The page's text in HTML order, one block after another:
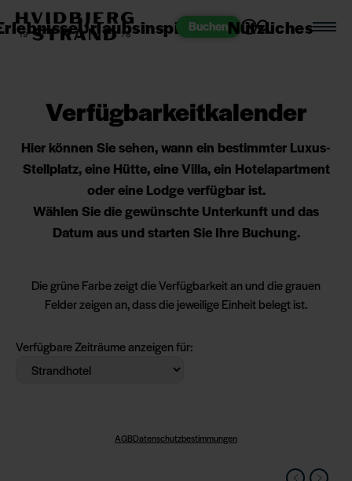
Buchen
UrlaubsinspirationNützliches
Verfügbarkeitkalender
Hier können Sie sehen, wann ein bestimmter Luxus-
Stellplatz, eine Hütte, eine Villa, ein Hotelapartment
oder eine Lodge verfügbar ist.
Wählen Sie die gewünschte Unterkunft und das
Datum aus und starten Sie Ihre Buchung.
Die grüne Farbe zeigt die Verfügbarkeit an und die grauen
Felder zeigen an, dass die jeweilige Einheit belegt ist.
Verfügbare Zeiträume anzeigen für:
AGBDatenschutzbestimmungen